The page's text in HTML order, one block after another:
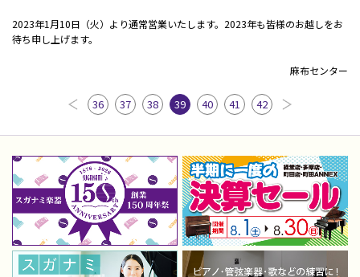
2023年1月10日（火）より通常営業いたします。2023年も皆様のお越しをお
待ち申し上げます。
麻布センター
36 37 38 39 40 41 42